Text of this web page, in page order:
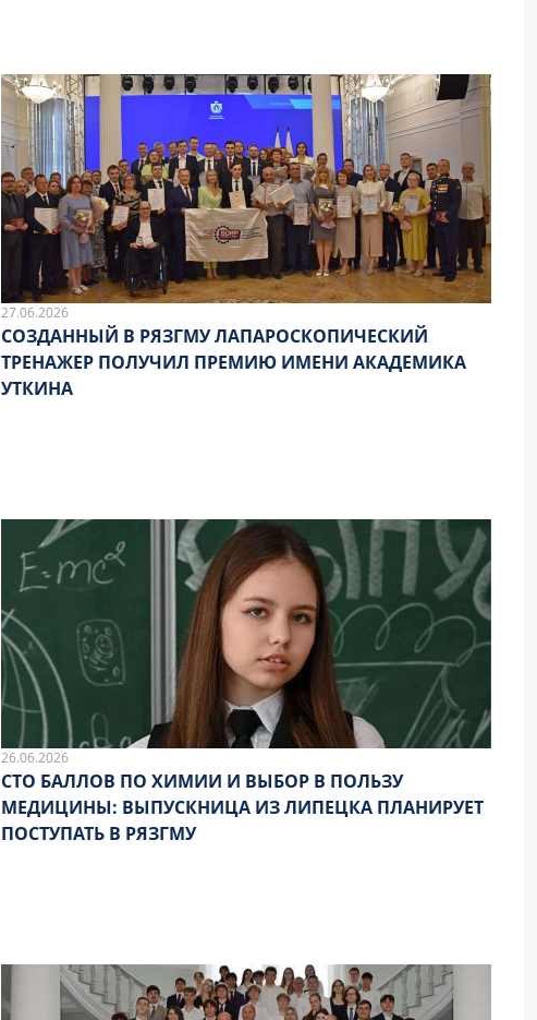
27.06.2026
СОЗДАННЫЙ В РЯЗГМУ ЛАПАРОСКОПИЧЕСКИЙ
ТРЕНАЖЕР ПОЛУЧИЛ ПРЕМИЮ ИМЕНИ АКАДЕМИКА
УТКИНА
26.06.2026
СТО БАЛЛОВ ПО ХИМИИ И ВЫБОР В ПОЛЬЗУ
МЕДИЦИНЫ: ВЫПУСКНИЦА ИЗ ЛИПЕЦКА ПЛАНИРУЕТ
ПОСТУПАТЬ В РЯЗГМУ